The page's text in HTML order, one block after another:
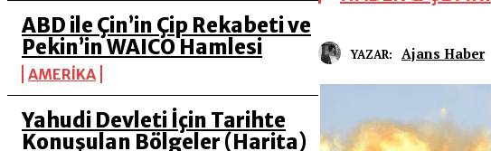
ABD ile Çin’in Çip Rekabeti ve
Pekin’in WAICO Hamlesi
AMERİKA
Yahudi Devleti İçin Tarihte
Konuşulan Bölgeler (Harita)
YAZAR: Ajans Haber